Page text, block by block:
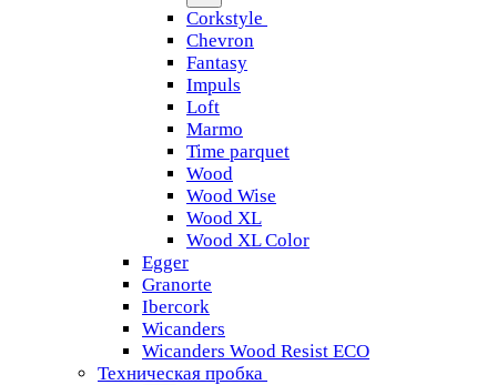
Corkstyle
Chevron
Fantasy
Impuls
Loft
Marmo
Time parquet
Wood
Wood Wise
Wood XL
Wood XL Color
Egger
Granorte
Ibercork
Wicanders
Wicanders Wood Resist ECO
Техническая пробка